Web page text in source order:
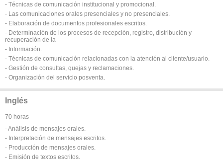
- Técnicas de comunicación institucional y promocional.
- Las comunicaciones orales presenciales y no presenciales.
- Elaboración de documentos profesionales escritos.
- Determinación de los procesos de recepción, registro, distribución y
recuperación de la
- Información.
- Técnicas de comunicación relacionadas con la atención al cliente/usuario.
- Gestión de consultas, quejas y reclamaciones.
- Organización del servicio posventa.
Inglés
70 horas
- Análisis de mensajes orales.
- Interpretación de mensajes escritos.
- Producción de mensajes orales.
- Emisión de textos escritos.